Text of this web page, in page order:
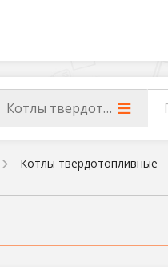
Котлы твердотопливные
Котлы твердотопливные